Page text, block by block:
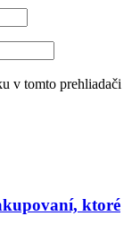
v tomto prehliadači
ktoré